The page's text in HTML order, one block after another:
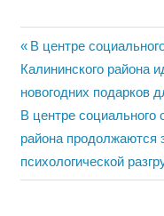
Навигация
по
записям
Previous
Post:
В центре
Калининского района
новогодних подарков
Next
Post:
В центре социального
района продолжаются
психологической